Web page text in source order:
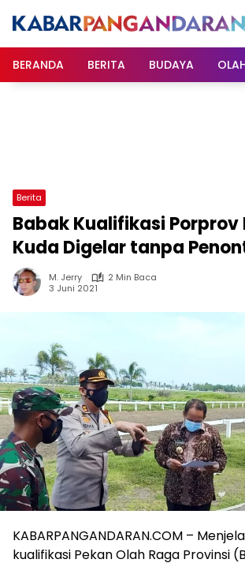
BERANDA
BERITA BUDAYA
Berita
Babak Kualifikasi Porprov
Kuda Digelar tanpa
M. Jerry
2 Min Baca
3 Juni 2021
KABARPANGANDARAN.COM –
kualifikasi Pekan Olah Raga Provinsi